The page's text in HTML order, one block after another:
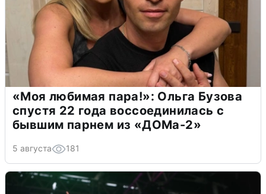
«Моя любимая пара!»: Ольга Бузова
спустя 22 года воссоединилась с
бывшим парнем из «ДОМа-2»
5 августа 181